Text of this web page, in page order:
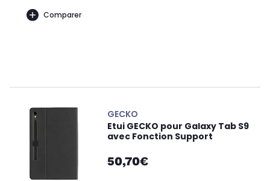
Comparer
GECKO
Etui GECKO pour Galaxy Tab S9
avec Fonction Support
50,70€